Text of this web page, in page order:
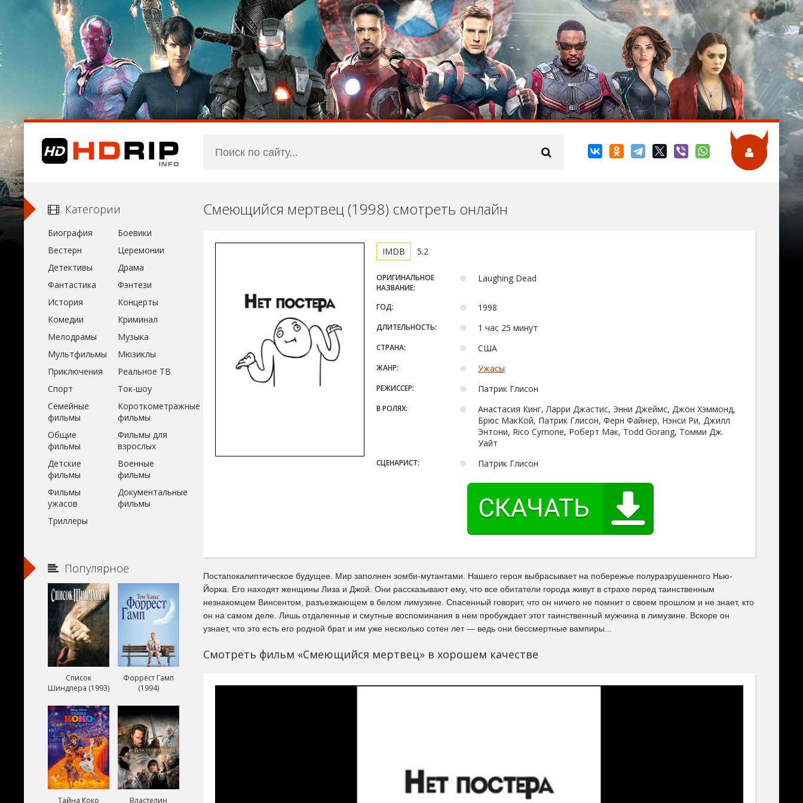
Смеющийся мертвец (1998) смотреть онлайн
5.2
ОРИГИНАЛЬНОЕ
НАЗВАНИЕ:
Laughing Dead
ГОД: 1998
ДЛИТЕЛЬНОСТЬ: 1 час 25 минут
СТРАНА: США
ЖАНР: Ужасы
РЕЖИССЕР: Патрик Глисон
В РОЛЯХ:
Анастасия Кинг, Ларри Джастис, Энни Джеймс, Джон Хэммонд,
Брюс МакКой, Патрик Глисон, Ферн Файнер, Нэнси Ри, Джилл
Энтони, Rico Cymone, Роберт Мак, Todd Gorang, Томми Дж.
Уайт
СЦЕНАРИСТ: Патрик Глисон
Постапокалиптическое будущее. Мир заполнен зомби-мутантами. Нашего героя выбрасывает на побережье полуразрушенного Нью-
Йорка. Его находят женщины Лиза и Джой. Они рассказывают ему, что все обитатели города живут в страхе перед таинственным
незнакомцем Винсентом, разъезжающем в белом лимузине. Спасенный говорит, что он ничего не помнит о своем прошлом и не знает, кто
он на самом деле. Лишь отдаленные и смутные воспоминания в нем пробуждает этот таинственный мужчина в лимузине. Вскоре он
узнает, что это есть его родной брат и им уже несколько сотен лет — ведь они бессмертные вампиры...
Смотреть фильм «Смеющийся мертвец» в хорошем качестве
Категории
Биография
Боевики
Вестерн
Церемонии
Детективы
Драма
Фантастика
Фэнтези
История
Концерты
Комедии
Криминал
Мелодрамы
Музыка
Мультфильмы
Мюзиклы
Приключения
Реальное ТВ
Спорт
Ток-шоу
Семейные
фильмы
Короткометражные
фильмы
Общие
фильмы
Фильмы для
взрослых
Детские
фильмы
Военные
фильмы
Фильмы
ужасов
Документальные
фильмы
Триллеры
Популярное
Список
Шиндлера (1993)
Форрест Гамп
(1994)
Тайна Коко
Властелин